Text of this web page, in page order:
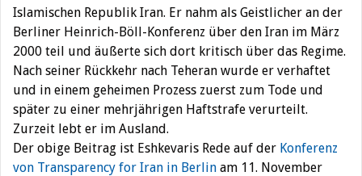
Islamischen Republik Iran. Er nahm als Geistlicher an der
Berliner Heinrich-Böll-Konferenz über den Iran im März
2000 teil und äußerte sich dort kritisch über das Regime.
Nach seiner Rückkehr nach Teheran wurde er verhaftet
und in einem geheimen Prozess zuerst zum Tode und
später zu einer mehrjährigen Haftstrafe verurteilt.
Zurzeit lebt er im Ausland.
Der obige Beitrag ist Eshkevaris Rede auf der Konferenz
von Transparency for Iran in Berlin am 11. November